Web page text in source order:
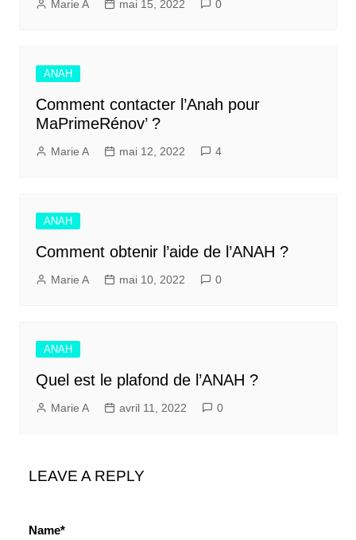
Marie A mai 15, 2022 0
ANAH
Comment contacter l’Anah pour
MaPrimeRénov’ ?
Marie A mai 12, 2022 4
ANAH
Comment obtenir l’aide de l’ANAH ?
Marie A mai 10, 2022 0
ANAH
Quel est le plafond de l’ANAH ?
Marie A avril 11, 2022 0
LEAVE A REPLY
Name*